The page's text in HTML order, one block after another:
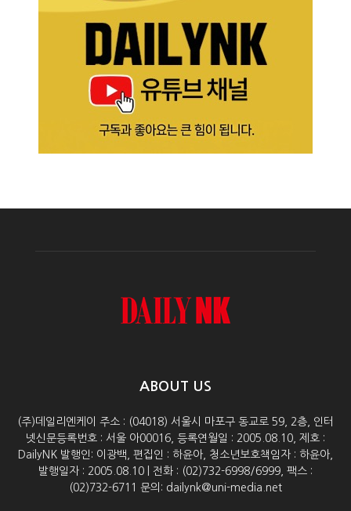
ABOUT US
(주)데일리엔케이 주소 : (04018) 서울시 마포구 동교로 59, 2층, 인터
넷신문등록번호 : 서울 아00016, 등록연월일 : 2005.08.10, 제호 :
DailyNK 발행인: 이광백, 편집인 : 하윤아, 청소년보호책임자 : 하윤아,
발행일자 : 2005.08.10 | 전화 : (02)732-6998/6999, 팩스 :
(02)732-6711 문의: dailynk@uni-media.net